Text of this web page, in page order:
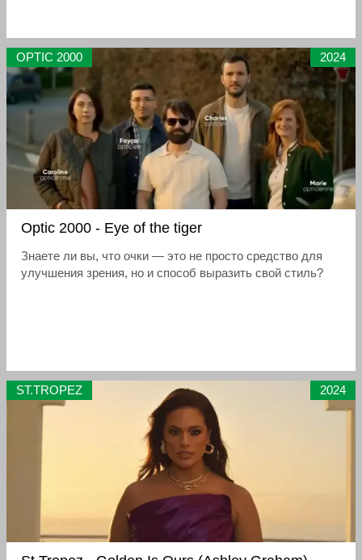
OPTIC 2000 2024
Optic 2000 - Eye of the tiger
Знаете ли вы, что очки — это не просто средство для
улучшения зрения, но и способ выразить свой стиль?
ST.TROPEZ 2024